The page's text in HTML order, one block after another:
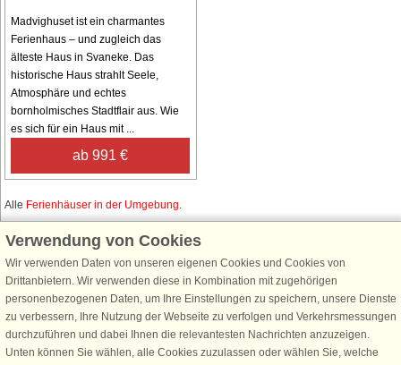
Madvighuset ist ein charmantes
Ferienhaus – und zugleich das
älteste Haus in Svaneke. Das
historische Haus strahlt Seele,
Atmosphäre und echtes
bornholmisches Stadtflair aus. Wie
es sich für ein Haus mit ...
ab 991 €
Alle Ferienhäuser in der Umgebung
Schließen Sie sich 100.000 Ferienhaus-Fans an
Erhalten Sie einen Willkommensgutschein von 25 €für Ihren nächsten
Ferienhausurlaub - melden Sie sich einfach für den DanCenter Newsletter
an. Verpassen Sie nie wieder exklusive Angebote, Gewinnspiele und
Urlaubstipps!
Verwendung von Cookies
Wir verwenden Daten von unseren eigenen Cookies und Cookies von
Drittanbietern. Wir verwenden diese in Kombination mit zugehörigen
personenbezogenen Daten, um Ihre Einstellungen zu speichern, unsere Dienste
zu verbessern, Ihre Nutzung der Webseite zu verfolgen und Verkehrsmessungen
durchzuführen und dabei Ihnen die relevantesten Nachrichten anzuzeigen.
Unten können Sie wählen, alle Cookies zuzulassen oder wählen Sie, welche